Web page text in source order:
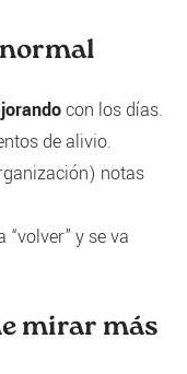
con los días.
de alivio.
notas
y se va
mirar más